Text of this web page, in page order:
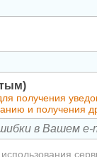
получения
и получения